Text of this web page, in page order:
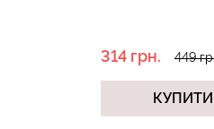
314 грн. 449
КУПИТИ